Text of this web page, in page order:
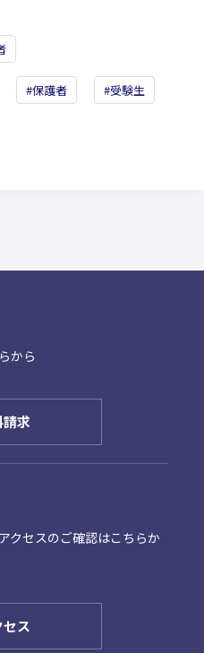
保護者 受験生
から
求
アクセスのご確認はこちらか
セス